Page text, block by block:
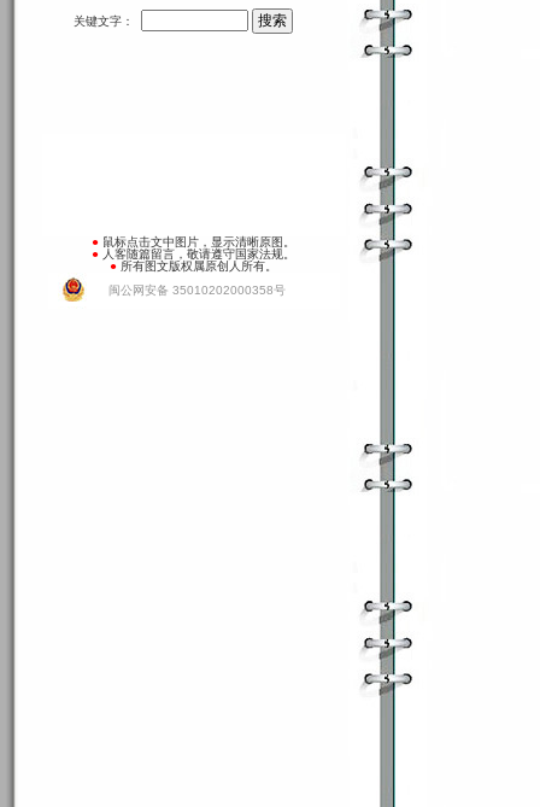
关键文字：
● 鼠标点击文中图片，显示清晰原图。
● 人客随篇留言，敬请遵守国家法规。
● 所有图文版权属原创人所有。
闽公网安备 35010202000358号